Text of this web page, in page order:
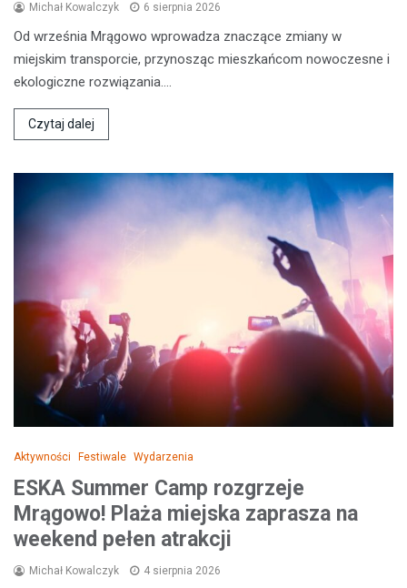
Michał Kowalczyk 6 sierpnia 2026
Od września Mrągowo wprowadza znaczące zmiany w
miejskim transporcie, przynosząc mieszkańcom nowoczesne i
ekologiczne rozwiązania.…
Czytaj dalej
Aktywności Festiwale Wydarzenia
ESKA Summer Camp rozgrzeje
Mrągowo! Plaża miejska zaprasza na
weekend pełen atrakcji
Michał Kowalczyk 4 sierpnia 2026